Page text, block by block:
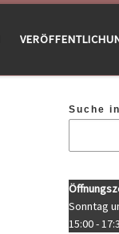
Suche
Sonntag
15:00 -